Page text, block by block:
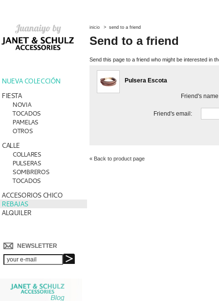
NUEVA COLECCIÓN
FIESTA
NOVIA
TOCADOS
PAMELAS
OTROS
CALLE
COLLARES
PULSERAS
SOMBREROS
TOCADOS
ACCESORIOS CHICO
REBAJAS
ALQUILER
NEWSLETTER
inicio > send to a friend
Send to a friend
Send this page to a friend who might be interested in
Pulsera Escota
Friend's
Friend's email:
« Back to product page